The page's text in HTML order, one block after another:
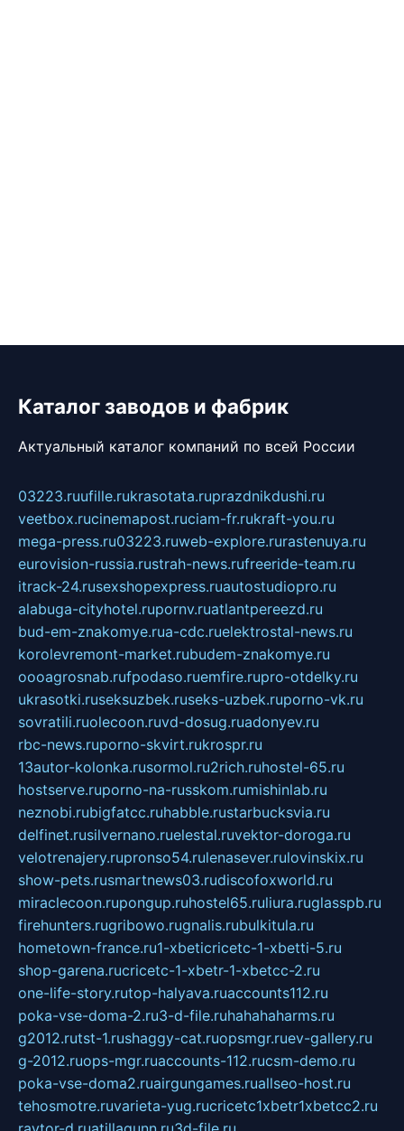
Каталог заводов и фабрик
Актуальный каталог компаний по всей России
03223.ruufille.rukrasotata.ruprazdnikdushi.ru
veetbox.rucinemapost.ruciam-fr.rukraft-you.ru
mega-press.ru03223.ruweb-explore.rurastenuya.ru
eurovision-russia.rustrah-news.rufreeride-team.ru
itrack-24.rusexshopexpress.ruautostudiopro.ru
alabuga-cityhotel.rupornv.ruatlantpereezd.ru
bud-em-znakomye.rua-cdc.ruelektrostal-news.ru
korolevremont-market.rubudem-znakomye.ru
oooagrosnab.rufpodaso.ruemfire.rupro-otdelky.ru
ukrasotki.ruseksuzbek.ruseks-uzbek.ruporno-vk.ru
sovratili.ruolecoon.ruvd-dosug.ruadonyev.ru
rbc-news.ruporno-skvirt.rukrospr.ru
13autor-kolonka.rusormol.ru2rich.ruhostel-65.ru
hostserve.ruporno-na-russkom.rumishinlab.ru
neznobi.rubigfatcc.ruhabble.rustarbucksvia.ru
delfinet.rusilvernano.ruelestal.ruvektor-doroga.ru
velotrenajery.rupronso54.rulenasever.rulovinskix.ru
show-pets.rusmartnews03.rudiscofoxworld.ru
miraclecoon.rupongup.ruhostel65.ruliura.ruglasspb.ru
firehunters.rugribowo.rugnalis.rubulkitula.ru
hometown-france.ru1-xbeticricetc-1-xbetti-5.ru
shop-garena.rucricetc-1-xbetr-1-xbetcc-2.ru
one-life-story.rutop-halyava.ruaccounts112.ru
poka-vse-doma-2.ru3-d-file.ruhahahaharms.ru
g2012.rutst-1.rushaggy-cat.ruopsmgr.ruev-gallery.ru
g-2012.ruops-mgr.ruaccounts-112.rucsm-demo.ru
poka-vse-doma2.ruairgungames.ruallseo-host.ru
tehosmotre.ruvarieta-yug.rucricetc1xbetr1xbetcc2.ru